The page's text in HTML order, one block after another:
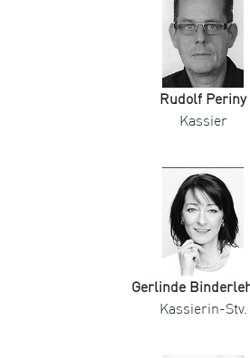
Rudolf Periny
Kassier
Gerlinde
Kassierin-Stv.